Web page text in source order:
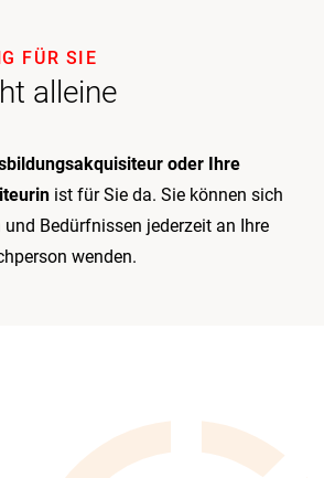
alleine
FÜR SIE
oder Ihre
ist für Sie da. Sie können sich
und Bedürfnissen jederzeit an Ihre
wenden.